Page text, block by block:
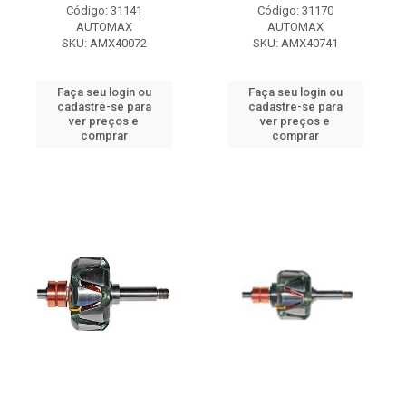
Código: 31141
AUTOMAX
SKU: AMX40072
Faça seu login ou
cadastre-se para
ver preços e
comprar
Código: 31170
AUTOMAX
SKU: AMX40741
Faça seu login ou
cadastre-se para
ver preços e
comprar